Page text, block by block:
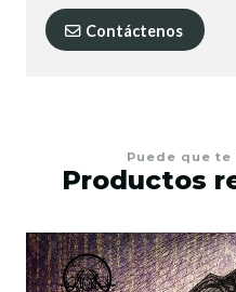
Contáctenos
Puede que
Productos